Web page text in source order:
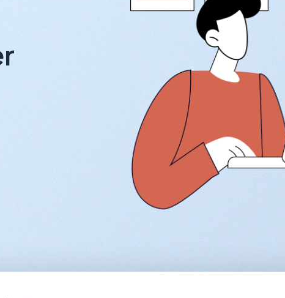
location